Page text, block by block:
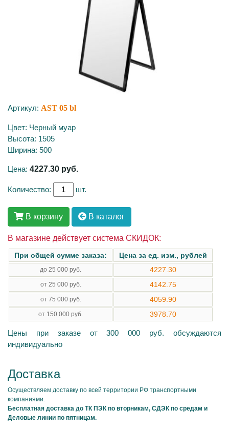
Артикул: AST 05 bl
Цвет: Черный муар
Высота: 1505
Ширина: 500
Цена: 4227.30 руб.
Количество: шт.
В корзину В каталог
В магазине действует система СКИДОК:
При общей сумме заказа: Цена за ед. изм., рублей
до 25 000 руб. 4227.30
от 25 000 руб. 4142.75
от 75 000 руб. 4059.90
от 150 000 руб. 3978.70
Цены при заказе от 300 000 руб. обсуждаются
индивидуально
Доставка
Осуществляем доставку по всей территории РФ транспортными
компаниями.
Бесплатная доставка до ТК ПЭК по вторникам, СДЭК по средам и
Деловые линии по пятницам.